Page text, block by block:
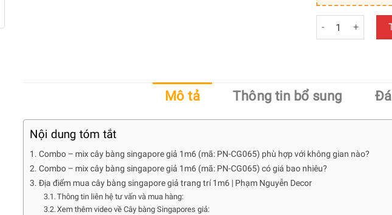
[Combo - mix]
Mô tả Thông tin bổ sung
Nội dung tóm tắt
Combo – mix cây bàng singapore giả 1m6 (mã: PN-CG065) phù hợp với không gian nào?
Combo – mix cây bàng singapore giả 1m6 (mã: PN-CG065) có giá bao nhiêu?
Địa điểm mua cây bàng singapore giả trang trí 1m6 | Phạm Nguyễn Decor
Thông tin liên hệ tư vấn và mua hàng:
Xem thêm video về Cây bàng Singapores giả: